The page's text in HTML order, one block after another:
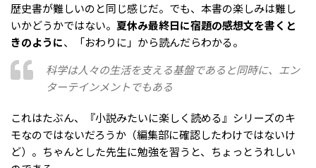
歴史書が難しいのと同じ感じだ。でも、本書の楽しみは難し
いかどうかではない。 夏休み最終日に宿題の感想文を書くと
きのように、「おわりに」から読んだらわかる。
科学は人々の生活を支える基盤であると同時に、エン
ターテインメントでもある
これはたぶん、『小説みたいに楽しく読める』シリーズのキ
モなのではないだろうか（編集部に確認したわけではないけ
ど）。ちゃんとした先生に勉強を習うと、ちょっとうれしい